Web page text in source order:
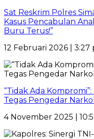
Sat Reskrim Polres
Kasus Pencabulan
Buru Terus!”
12 Februari 2026 | 3:27
“Tidak Ada
Tegas Pengedar
4 November 2025 |